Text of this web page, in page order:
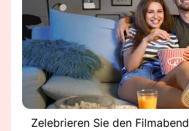
Zelebrieren Sie den